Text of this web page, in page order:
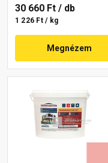
30 660 Ft / db
1 226 Ft / kg
Megnézem